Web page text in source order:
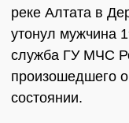
реке Алтата в
утонул мужчина
служба ГУ МЧС
произошедшего
состоянии.